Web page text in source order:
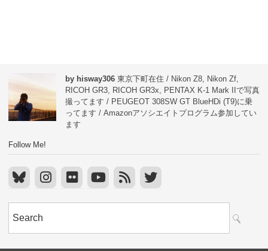
by hisway306 東京下町在住 / Nikon Z8, Nikon Zf,
RICOH GR3, RICOH GR3x, PENTAX K-1 Mark IIで写真
撮ってます / PEUGEOT 308SW GT BlueHDi (T9)に乗
ってます / Amazonアソシエイトプログラム参加してい
ます
Follow Me!